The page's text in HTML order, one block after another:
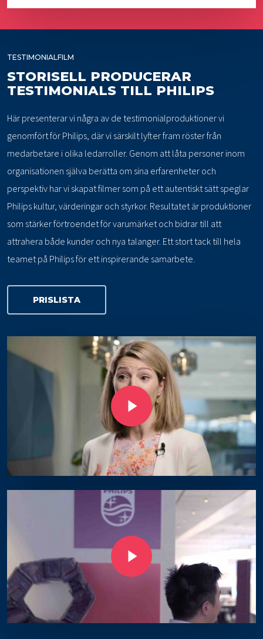
TESTIMONIALFILM
STORISELL PRODUCERAR
TESTIMONIALS TILL PHILIPS
Här presenterar vi några av de testimonialproduktioner vi
genomfört för Philips, där vi särskilt lyfter fram röster från
medarbetare i olika ledarroller. Genom att låta personer inom
organisationen själva berätta om sina erfarenheter och
perspektiv har vi skapat filmer som på ett autentiskt sätt speglar
Philips kultur, värderingar och styrkor. Resultatet är produktioner
som stärker förtroendet för varumärket och bidrar till att
attrahera både kunder och nya talanger. Ett stort tack till hela
teamet på Philips för ett inspirerande samarbete.
PRISLISTA
Play Video
Play Video